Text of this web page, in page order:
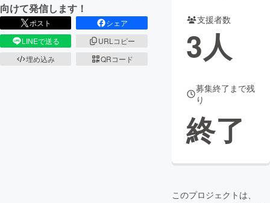
CAMPFIRE for Social Good CAMPFIRE Creation
CAMPFIREふるさと納税
コミュニティ
向けて発信します！
ポスト
シェア
LINEで送る
URLコピー
埋め込み
QRコード
支援者数
3人
募集終了まで残
り
終了
このプロジェクトは、